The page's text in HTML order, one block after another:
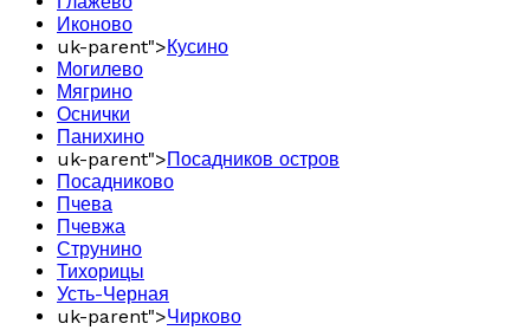
Иконово
uk-parent">Кусино
Могилево
Мягрино
Оснички
Панихино
uk-parent">Посадников остров
Посадниково
Пчева
Пчевжа
Струнино
Тихорицы
Усть-Черная
uk-parent">Чирково